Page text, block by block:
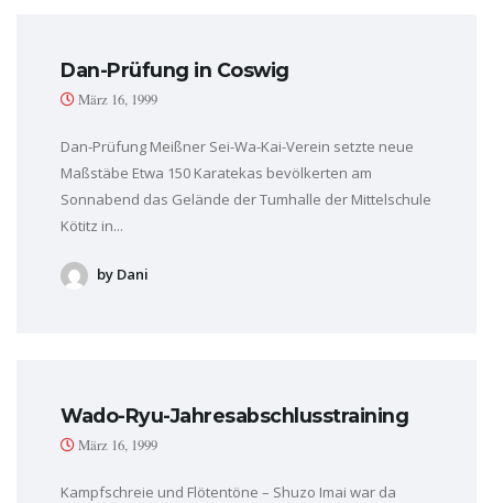
Dan-Prüfung in Coswig
März 16, 1999
Dan-Prüfung Meißner Sei-Wa-Kai-Verein setzte neue
Maßstäbe Etwa 150 Karatekas bevölkerten am
Sonnabend das Gelände der Tumhalle der Mittelschule
Kötitz in...
by Dani
Wado-Ryu-Jahresabschlusstraining
März 16, 1999
Kampfschreie und Flötentöne – Shuzo Imai war da